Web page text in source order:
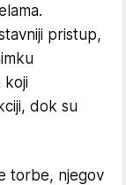
pristup,
koji
dok su
torbe, njegov